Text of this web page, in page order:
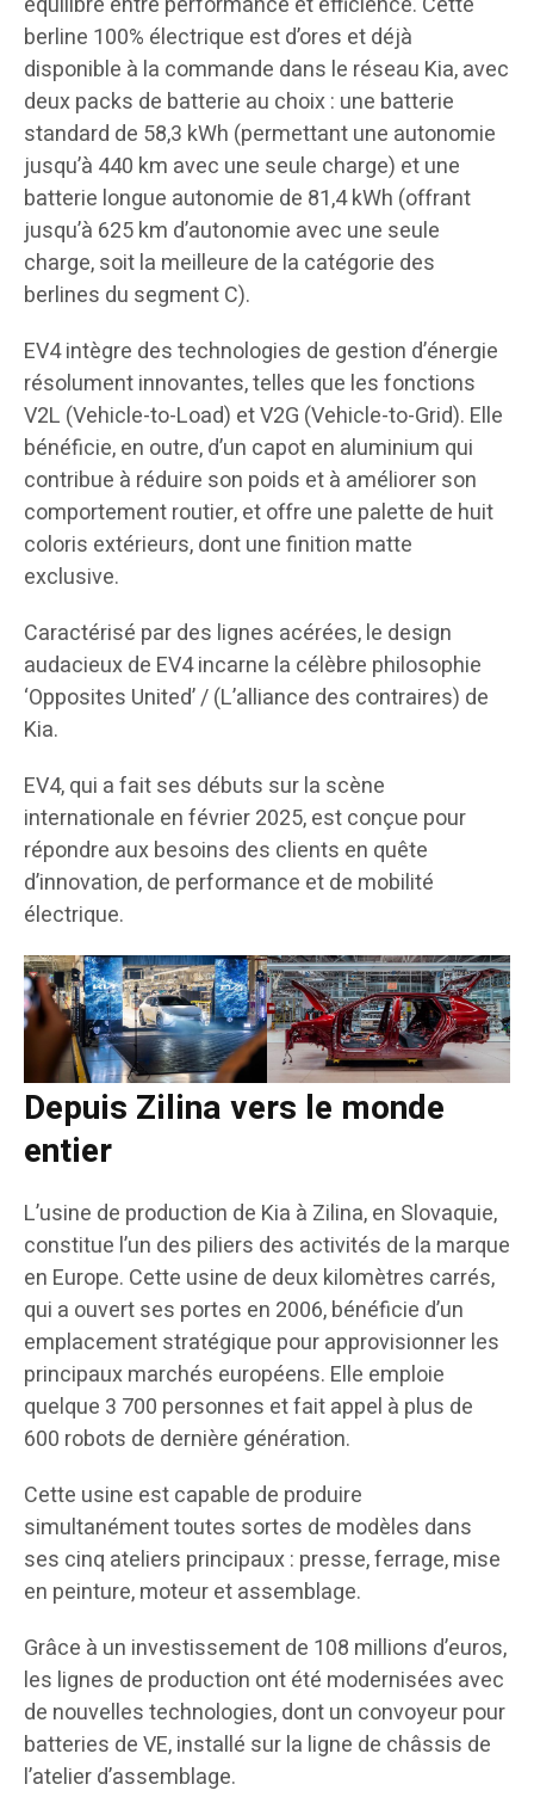
berline 100% électrique est d’ores et déjà
disponible à la commande dans le réseau Kia, avec
deux packs de batterie au choix : une batterie
standard de 58,3 kWh (permettant une autonomie
jusqu’à 440 km avec une seule charge) et une
batterie longue autonomie de 81,4 kWh (offrant
jusqu’à 625 km d’autonomie avec une seule
charge, soit la meilleure de la catégorie des
berlines du segment C).
EV4 intègre des technologies de gestion d’énergie
résolument innovantes, telles que les fonctions
V2L (Vehicle-to-Load) et V2G (Vehicle-to-Grid). Elle
bénéficie, en outre, d’un capot en aluminium qui
contribue à réduire son poids et à améliorer son
comportement routier, et offre une palette de huit
coloris extérieurs, dont une finition matte
exclusive.
Caractérisé par des lignes acérées, le design
audacieux de EV4 incarne la célèbre philosophie
‘Opposites United’ / (L’alliance des contraires) de
Kia.
EV4, qui a fait ses débuts sur la scène
internationale en février 2025, est conçue pour
répondre aux besoins des clients en quête
d’innovation, de performance et de mobilité
électrique.
Depuis Zilina vers le monde
entier
L’usine de production de Kia à Zilina, en Slovaquie,
constitue l’un des piliers des activités de la marque
en Europe. Cette usine de deux kilomètres carrés,
qui a ouvert ses portes en 2006, bénéficie d’un
emplacement stratégique pour approvisionner les
principaux marchés européens. Elle emploie
quelque 3 700 personnes et fait appel à plus de
600 robots de dernière génération.
Cette usine est capable de produire
simultanément toutes sortes de modèles dans
ses cinq ateliers principaux : presse, ferrage, mise
en peinture, moteur et assemblage.
Grâce à un investissement de 108 millions d’euros,
les lignes de production ont été modernisées avec
de nouvelles technologies, dont un convoyeur pour
batteries de VE, installé sur la ligne de châssis de
l’atelier d’assemblage.